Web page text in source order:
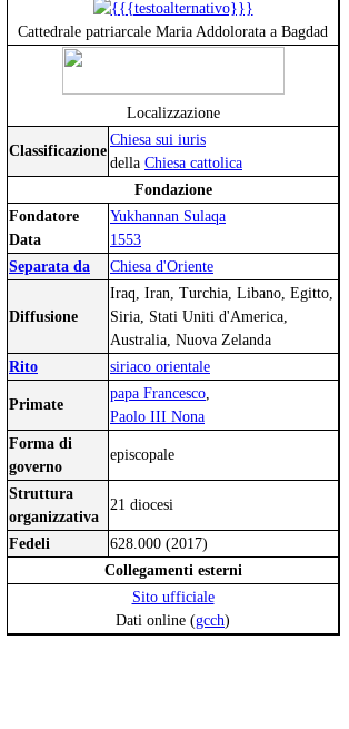
Cattedrale patriarcale Maria Addolorata a Bagdad
Localizzazione
Classificazione
Chiesa sui iuris
della Chiesa cattolica
Fondazione
Fondatore
Data
Yukhannan Sulaqa
1553
Separata da
Chiesa d'Oriente
Diffusione
Iraq, Iran, Turchia, Libano, Egitto,
Siria, Stati Uniti d'America,
Australia, Nuova Zelanda
Rito
siriaco orientale
Primate
papa Francesco
Paolo III Nona
Forma di
governo
episcopale
Struttura
organizzativa
21 diocesi
Fedeli
628.000 (2017)
Collegamenti esterni
Sito ufficiale
Dati online (gcch)